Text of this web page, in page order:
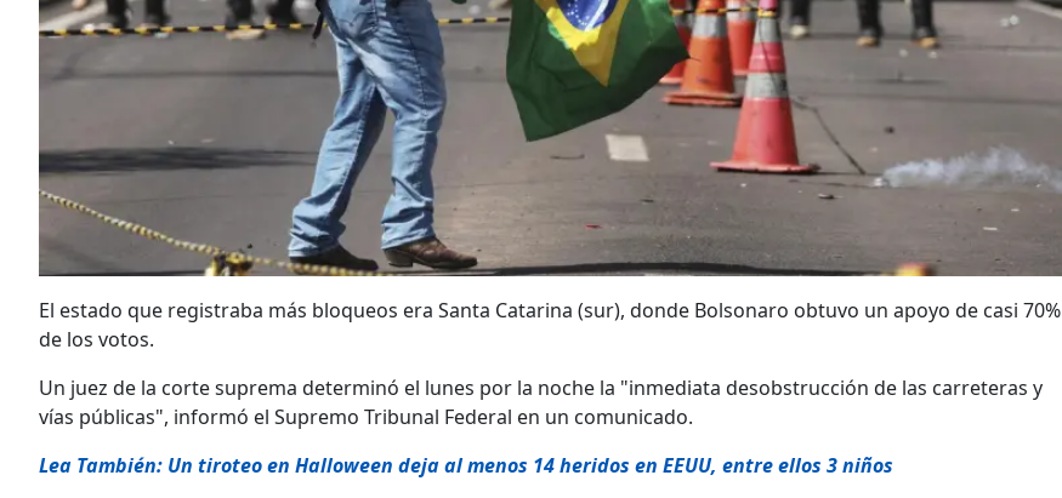
El estado que registraba más bloqueos era Santa Catarina (sur), donde Bolsonaro obtuvo un apoyo de casi 70%
de los votos.
Un juez de la corte suprema determinó el lunes por la noche la "inmediata desobstrucción de las carreteras y
vías públicas", informó el Supremo Tribunal Federal en un comunicado.
Lea También: Un tiroteo en Halloween deja al menos 14 heridos en EEUU, entre ellos 3 niños